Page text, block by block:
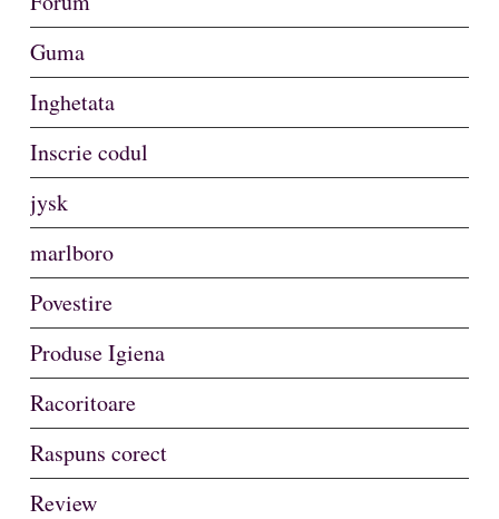
Guma
Inghetata
Inscrie codul
jysk
marlboro
Povestire
Produse Igiena
Racoritoare
Raspuns corect
Review